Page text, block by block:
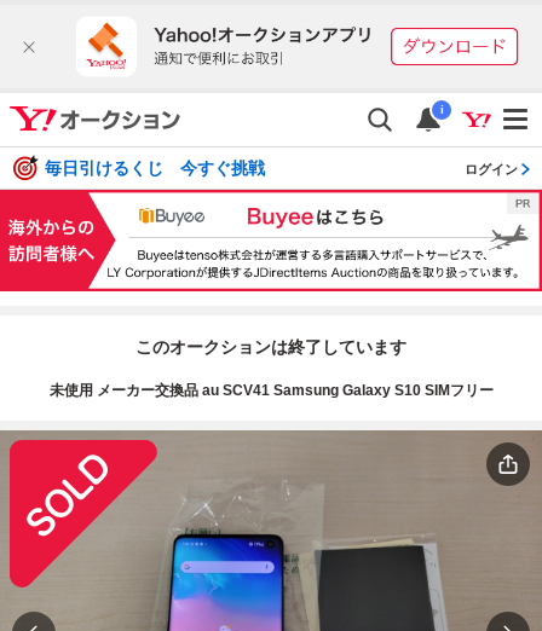
i
毎日引けるくじ 今すぐ挑戦 ログイン
このオークションは終了しています
未使用 メーカー交換品 au SCV41 Samsung Galaxy S10 SIMフリー